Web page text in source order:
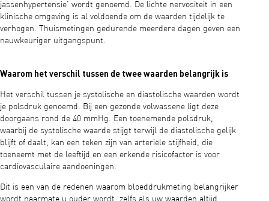
jassenhypertensie’ wordt genoemd. De lichte nervositeit in een
klinische omgeving is al voldoende om de waarden tijdelijk te
verhogen. Thuismetingen gedurende meerdere dagen geven een
nauwkeuriger uitgangspunt.
Waarom het verschil tussen de twee waarden belangrijk is
Het verschil tussen je systolische en diastolische waarden wordt
je polsdruk genoemd. Bij een gezonde volwassene ligt deze
doorgaans rond de 40 mmHg. Een toenemende polsdruk,
waarbij de systolische waarde stijgt terwijl de diastolische gelijk
blijft of daalt, kan een teken zijn van arteriële stijfheid, die
toeneemt met de leeftijd en een erkende risicofactor is voor
cardiovasculaire aandoeningen.
Dit is een van de redenen waarom bloeddrukmeting belangrijker
wordt naarmate u ouder wordt, zelfs als uw waarden altijd